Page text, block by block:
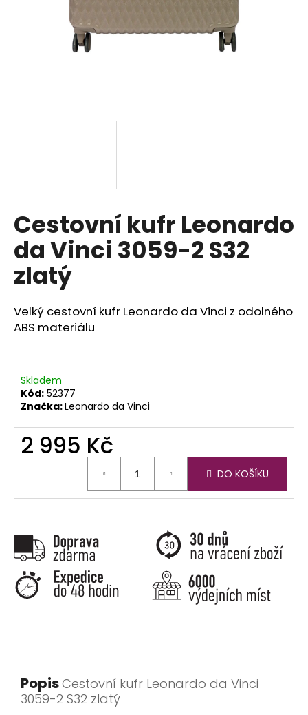
Cestovní kufr Leonardo
da Vinci 3059-2 S32
zlatý
Velký cestovní kufr Leonardo da Vinci z odolného
ABS materiálu
Skladem
Kód: 52377
Značka:Leonardo da Vinci
2 995 Kč
DO KOŠÍKU
PopisCestovní kufr Leonardo da Vinci
3059-2 S32 zlatý
D
o
p
r
č
u
e
m
e